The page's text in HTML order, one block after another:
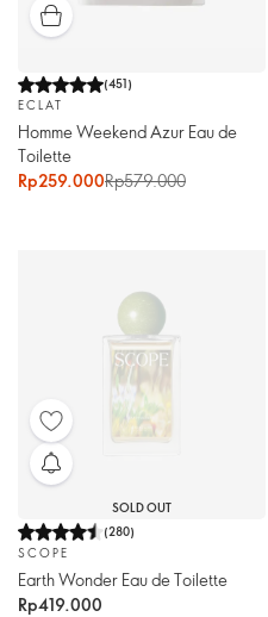
(451)
ECLAT
Homme Weekend Azur Eau de
Toilette
Rp259.000Rp579.000
SOLD OUT
(280)
SCOPE
Earth Wonder Eau de Toilette
Rp419.000